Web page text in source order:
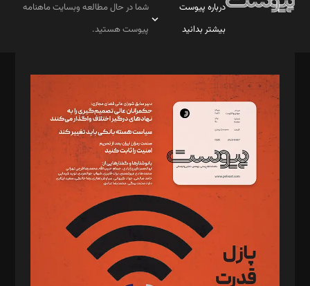
درباره پیوست
بیشتر بدانید
شما در حال مطالعه وبسایت ماهنامه
پیوست هستید.
مدیر مسئول: محمدباقر اثنی‌عشری
سردبیر: مهرک محمودی
دبیر تحریریه: میثم قاسمی
د‌بیر ناداستان: سمانه سمیع
د‌بیر خدمت و تجارت: ابوالفضل رجبی
د‌بیر حقوق فناوری: حسام‌الدین ایپکچی
د‌بیر پیوست جهان: مینا پاکدل
د‌بیر تحریریه آنلاین: بابک نقاش
تحریریه‌: مجتبی محمود‌ی، آرش برهمند، یسنا امان‌پور، سروش کرمیان،
مصطفی مسجدی آرانی، ابوالفضل رجبی، زهرا فکرانه، فائزه فتحی
رستمی،مصطفی باستان